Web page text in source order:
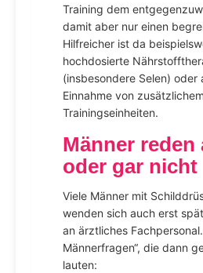
Training dem
damit aber nur einen
Hilfreicher ist da
hochdosierte
(insbesondere Selen) oder
Einnahme von
Trainingseinheiten.
Männer reden
oder gar nicht
Viele Männer mit
wenden sich auch erst
an ärztliches
Männerfragen“, die dann
lauten: